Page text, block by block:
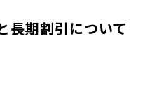
長期割引について